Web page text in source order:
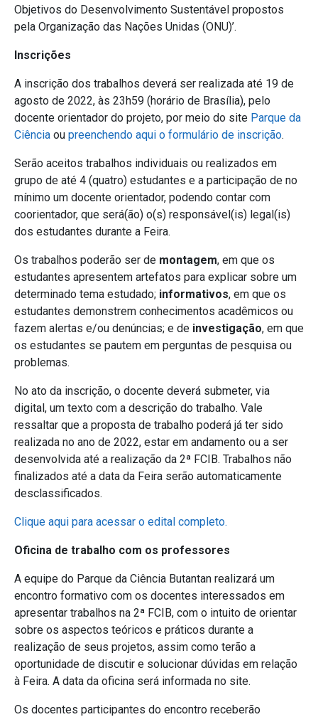
Objetivos do Desenvolvimento Sustentável propostos
pela Organização das Nações Unidas (ONU)’.
Inscrições
A inscrição dos trabalhos deverá ser realizada até 19 de
agosto de 2022, às 23h59 (horário de Brasília), pelo
docente orientador do projeto, por meio do site Parque da
Ciência ou preenchendo aqui o formulário de inscrição.
Serão aceitos trabalhos individuais ou realizados em
grupo de até 4 (quatro) estudantes e a participação de no
mínimo um docente orientador, podendo contar com
coorientador, que será(ão) o(s) responsável(is) legal(is)
dos estudantes durante a Feira.
Os trabalhos poderão ser de montagem, em que os
estudantes apresentem artefatos para explicar sobre um
determinado tema estudado; informativos, em que os
estudantes demonstrem conhecimentos acadêmicos ou
fazem alertas e/ou denúncias; e de investigação, em que
os estudantes se pautem em perguntas de pesquisa ou
problemas.
No ato da inscrição, o docente deverá submeter, via
digital, um texto com a descrição do trabalho. Vale
ressaltar que a proposta de trabalho poderá já ter sido
realizada no ano de 2022, estar em andamento ou a ser
desenvolvida até a realização da 2ª FCIB. Trabalhos não
finalizados até a data da Feira serão automaticamente
desclassificados.
Clique aqui para acessar o edital completo.
Oficina de trabalho com os professores
A equipe do Parque da Ciência Butantan realizará um
encontro formativo com os docentes interessados em
apresentar trabalhos na 2ª FCIB, com o intuito de orientar
sobre os aspectos teóricos e práticos durante a
realização de seus projetos, assim como terão a
oportunidade de discutir e solucionar dúvidas em relação
à Feira. A data da oficina será informada no site.
Os docentes participantes do encontro receberão